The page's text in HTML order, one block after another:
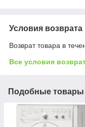
Условия возврата
Возврат товара в
Все условия
Подобные товары